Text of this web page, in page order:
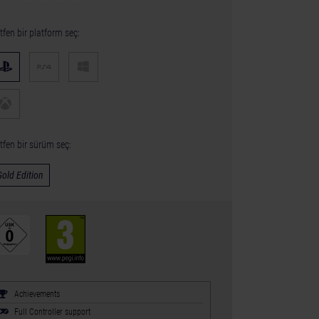
bir platform seç:
bir sürüm seç:
Edition
Achievements
Full Controller support